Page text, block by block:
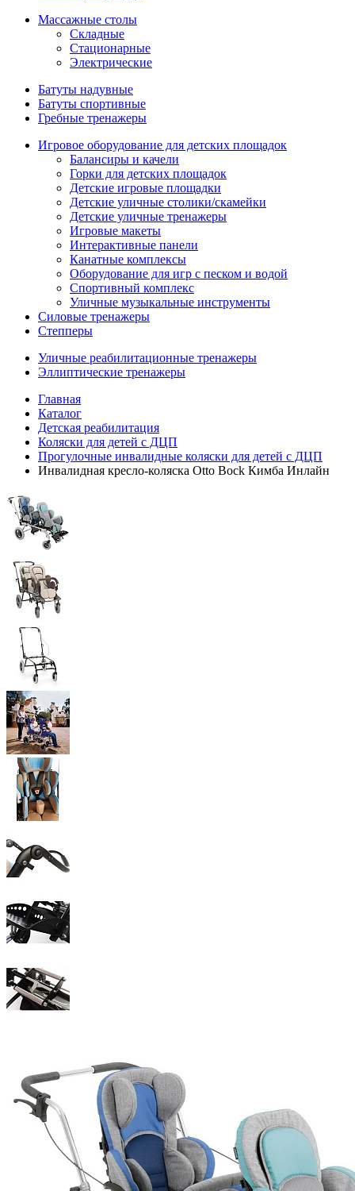
Массажные столы
Складные
Стационарные
Электрические
Батуты надувные
Батуты спортивные
Гребные тренажеры
Игровое оборудование для детских площадок
Балансиры и качели
Горки для детских площадок
Детские игровые площадки
Детские уличные столики/скамейки
Детские уличные тренажеры
Игровые макеты
Интерактивные панели
Канатные комплексы
Оборудование для игр с песком и водой
Спортивный комплекс
Уличные музыкальные инструменты
Силовые тренажеры
Степперы
Уличные реабилитационные тренажеры
Эллиптические тренажеры
Главная
Каталог
Детская реабилитация
Коляски для детей с ДЦП
Прогулочные инвалидные коляски для детей с ДЦП
Инвалидная кресло-коляска Otto Bock Кимба Инлайн